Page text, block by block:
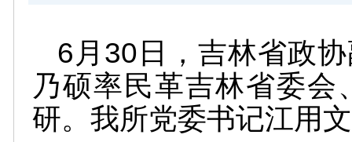
6月30日，吉林省政
乃硕率民革吉林省委
研。我所党委书记江用